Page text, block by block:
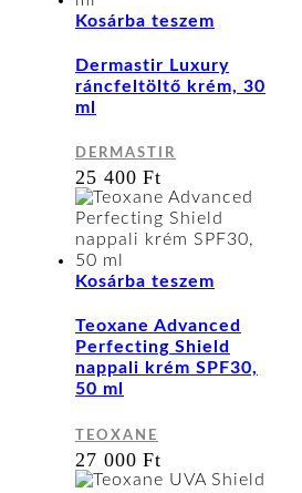
Kosárba teszem
Dermastir Luxury
ráncfeltöltő krém, 30
ml
DERMASTIR
25 400Ft
Kosárba teszem
Teoxane Advanced
Perfecting Shield
nappali krém SPF30,
50 ml
TEOXANE
27 000Ft